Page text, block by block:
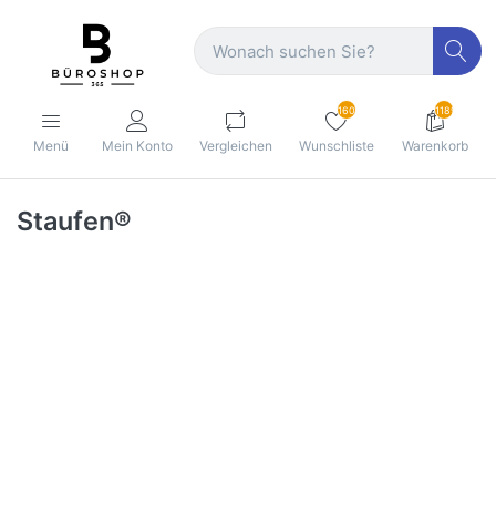
Menü Mein Konto Vergleichen
160
Wunschliste
1189
Warenkorb
Staufen®